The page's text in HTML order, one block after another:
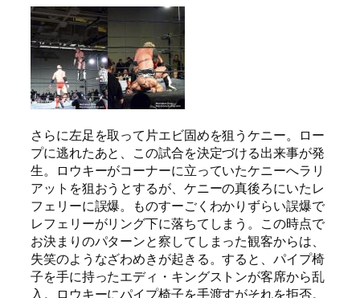
さらに左足を取って片エビ固めを狙うケニー。ロー
プに逃れたあと、この試合を決定づける出来事が発
生。ロウキーがコーナーに立っていたケニーへラリ
アットを狙おうとするが、ケニーの真後ろにいたレ
フェリーに誤爆。ものすーごくわかりずらい誤爆で
レフェリーがリング下に落ちてしまう。この時点で
お決まりのパターンと察してしまった観客からは、
失笑のようなざわめきが起きる。すると、パイプ椅
子を手に持ったエディ・キングストンが客席から乱
入。ロウキーにパイプ椅子を手渡すがそれを拒否。